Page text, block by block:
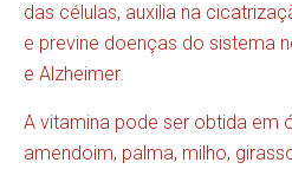
das células, auxilia na
e previne doenças do sistema
e Alzheimer.
A vitamina pode ser obtida em
amendoim, palma, milho,